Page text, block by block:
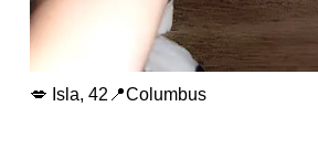
💋 Isla, 42📍Columbus